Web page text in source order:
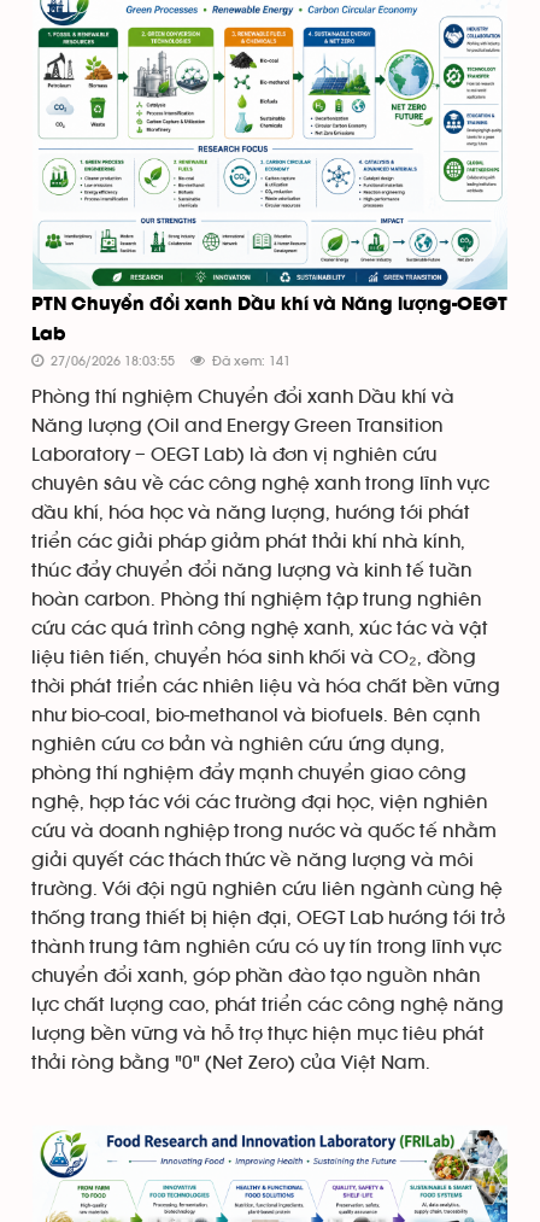
PTN Chuyển đổi xanh Dầu khí và Năng lượng-OEGT
Lab
27/06/2026 18:03:55 Đã xem: 141
Phòng thí nghiệm Chuyển đổi xanh Dầu khí và
Năng lượng (Oil and Energy Green Transition
Laboratory – OEGT Lab) là đơn vị nghiên cứu
chuyên sâu về các công nghệ xanh trong lĩnh vực
dầu khí, hóa học và năng lượng, hướng tới phát
triển các giải pháp giảm phát thải khí nhà kính,
thúc đẩy chuyển đổi năng lượng và kinh tế tuần
hoàn carbon. Phòng thí nghiệm tập trung nghiên
cứu các quá trình công nghệ xanh, xúc tác và vật
liệu tiên tiến, chuyển hóa sinh khối và CO₂, đồng
thời phát triển các nhiên liệu và hóa chất bền vững
như bio-coal, bio-methanol và biofuels. Bên cạnh
nghiên cứu cơ bản và nghiên cứu ứng dụng,
phòng thí nghiệm đẩy mạnh chuyển giao công
nghệ, hợp tác với các trường đại học, viện nghiên
cứu và doanh nghiệp trong nước và quốc tế nhằm
giải quyết các thách thức về năng lượng và môi
trường. Với đội ngũ nghiên cứu liên ngành cùng hệ
thống trang thiết bị hiện đại, OEGT Lab hướng tới trở
thành trung tâm nghiên cứu có uy tín trong lĩnh vực
chuyển đổi xanh, góp phần đào tạo nguồn nhân
lực chất lượng cao, phát triển các công nghệ năng
lượng bền vững và hỗ trợ thực hiện mục tiêu phát
thải ròng bằng "0" (Net Zero) của Việt Nam.